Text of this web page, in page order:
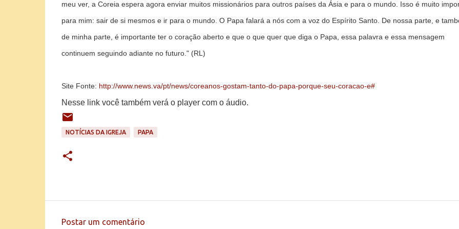
meu ver, a Coreia espera agora enviar muitos missionários para outros países da Ásia e para o mundo. Isso é muito
para mim: sair de si mesmos e ir para o mundo. O Papa falará a nós com a voz do Espírito Santo. De nossa parte, e
de minha parte, é importante ter o coração aberto e que o que quer que diga o Papa, essa palavra e essa mensagem
continuem seguindo adiante no futuro." (RL)
Site Fonte: http://www.news.va/pt/news/coreanos-gostam-tanto-do-papa-porque-seu-coracao-e#
Nesse link você também verá o player com o áudio.
NOTÍCIAS DA IGREJA PAPA
Postar um comentário